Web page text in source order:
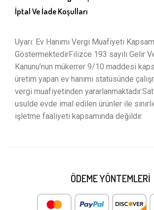
İptal Ve İade Koşulları
Uyarı: Ev Hanımı Vergi Muafiyeti
GöstermektedirFilizce 193 sayılı Gelir
Kanunu’nun mükerrer 9/10 maddesi
üretim yapan ev hanımı statüsünde
vergi muafiyetinden
usulde evde imal edilen ürünler ile
işletme faaliyeti kapsamında değildir.
ÖDEME YÖNTEMLERI